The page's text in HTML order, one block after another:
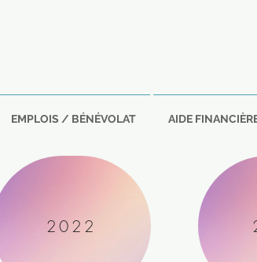
EMPLOIS / BÉNÉVOLAT AIDE
2022